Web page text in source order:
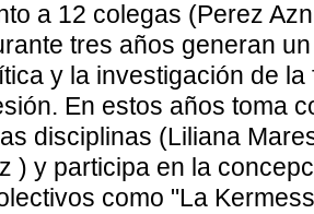
a 12 colegas (Perez
tres años generan
y la investigación de
En estos años toma
disciplinas (Liliana
) y participa en la
como "La